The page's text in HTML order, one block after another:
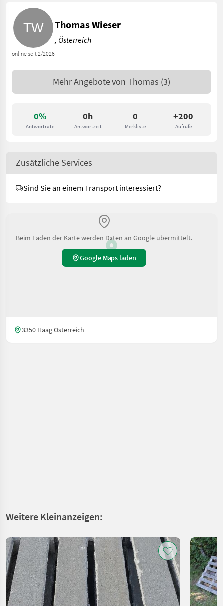
0%
Antwortrate
0h
Antwortzeit
0
Merkliste
+200
Aufrufe
online seit 2/2026
Thomas Wieser
, Österreich
Mehr Angebote von Thomas (3)
Zusätzliche Services
Sind Sie an einem Transport interessiert?
Beim Laden der Karte werden Daten an Google übermittelt.
Google Maps laden
3350 Haag Österreich
Weitere Kleinanzeigen: